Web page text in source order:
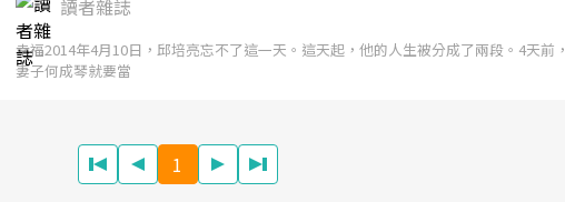
讀者雜誌
幸福2014年4月10日，邱培亮忘不了這一天。這天起，他的人生被分成了兩段。4天前，
妻子何成琴就要當
1